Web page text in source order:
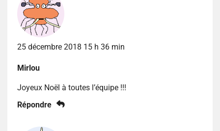
25 décembre 2018 15 h 36 min
Mirlou
Joyeux Noël à toutes l’équipe !!!
Répondre